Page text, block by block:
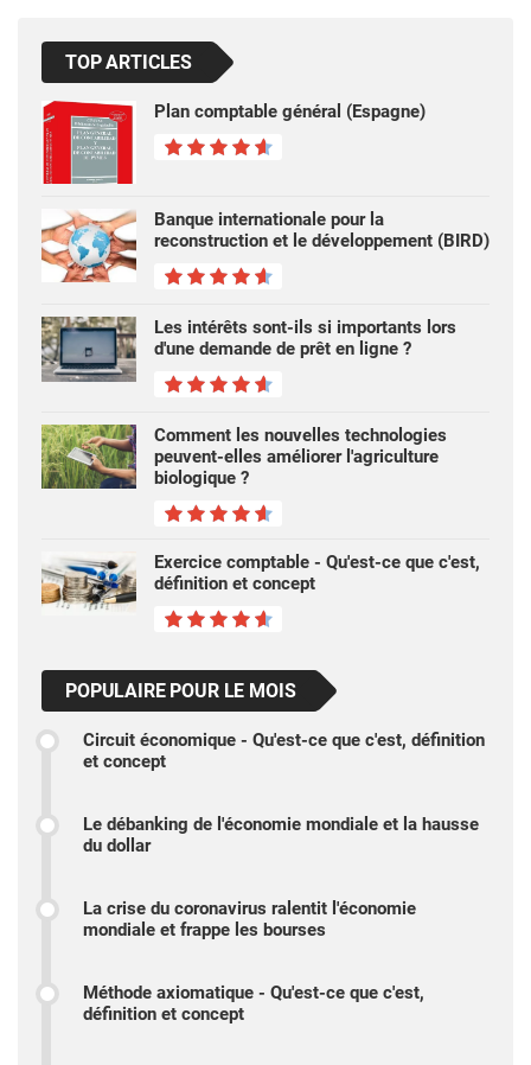
TOP ARTICLES
Plan comptable général (Espagne)
Banque internationale pour la
reconstruction et le développement (BIRD)
Les intérêts sont-ils si importants lors
d'une demande de prêt en ligne ?
Comment les nouvelles technologies
peuvent-elles améliorer l'agriculture
biologique ?
Exercice comptable - Qu'est-ce que c'est,
définition et concept
POPULAIRE POUR LE MOIS
Circuit économique - Qu'est-ce que c'est, définition
et concept
Le débanking de l'économie mondiale et la hausse
du dollar
La crise du coronavirus ralentit l'économie
mondiale et frappe les bourses
Méthode axiomatique - Qu'est-ce que c'est,
définition et concept